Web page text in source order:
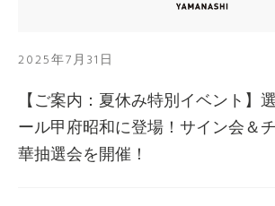
2025年7月31日
【ご案内：夏休み特別イベント】
ール甲府昭和に登場！サイン会＆
華抽選会を開催！